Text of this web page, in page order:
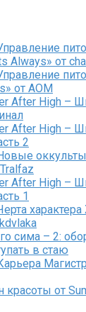
Always» от
от AOM
After High –
After High –
2
After High –
1
сима – 2:
в стаю
красоты от